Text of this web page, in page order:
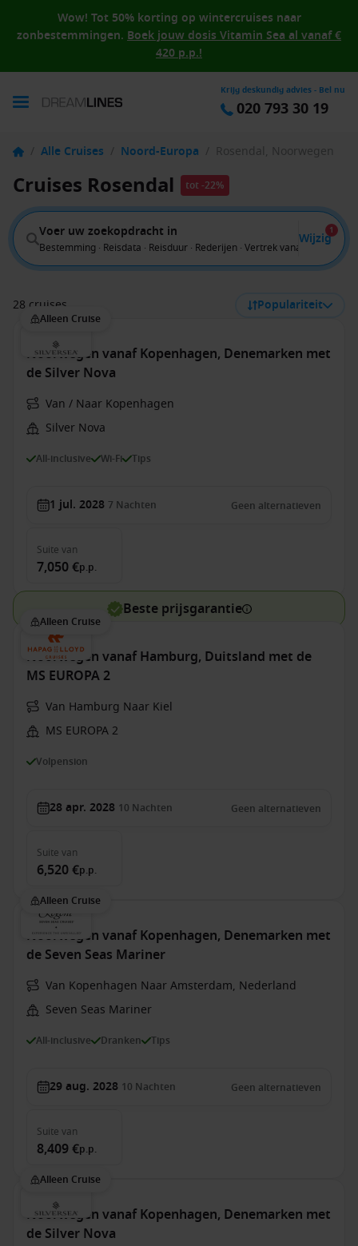
Wow! Tot 50% korting op wintercruises naar
zonbestemmingen. Boek jouw dosis Vitamin Sea al vanaf €
420 p.p.!
Krijg deskundig advies - Bel nu
020 793 30 19
/ Alle Cruises / Noord-Europa / Rosendal, Noorwegen
Cruises Rosendal tot -22%
Voer uw zoekopdracht in
Bestemming · Reisdata · Reisduur · Rederijen · Vertrek vanaf
Wijzig
1
28 cruises Populariteit
Alleen Cruise
Noorwegen vanaf Kopenhagen, Denemarken met
de Silver Nova
Van / Naar Kopenhagen
Silver Nova
All-inclusive Wi-Fi Tips
1 jul. 2028 7 Nachten Geen alternatieven
Suite van
7,050 €p.p.
Beste prijsgarantie
Alleen Cruise
Noorwegen vanaf Hamburg, Duitsland met de
MS EUROPA 2
Van Hamburg Naar Kiel
MS EUROPA 2
Volpension
28 apr. 2028 10 Nachten Geen alternatieven
Suite van
6,520 €p.p.
Alleen Cruise
Noorwegen vanaf Kopenhagen, Denemarken met
de Seven Seas Mariner
Van Kopenhagen Naar Amsterdam, Nederland
Seven Seas Mariner
All-inclusive Dranken Tips
29 aug. 2028 10 Nachten Geen alternatieven
Suite van
8,409 €p.p.
Alleen Cruise
Noorwegen vanaf Kopenhagen, Denemarken met
de Silver Nova